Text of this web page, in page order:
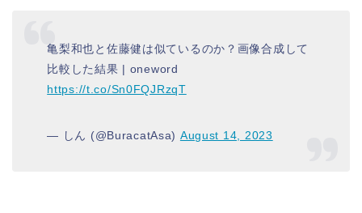
亀梨和也と佐藤健は似ているのか？画像合成して
比較した結果 | oneword
https://t.co/Sn0FQJRzqT
— しん (@BuracatAsa) August 14, 2023